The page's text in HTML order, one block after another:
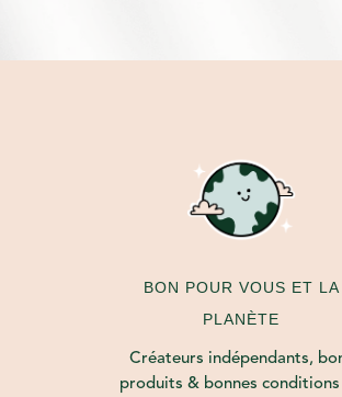
BON POUR VOUS ET LA
PLANÈTE
Créateurs indépendants,
produits & bonnes conditions